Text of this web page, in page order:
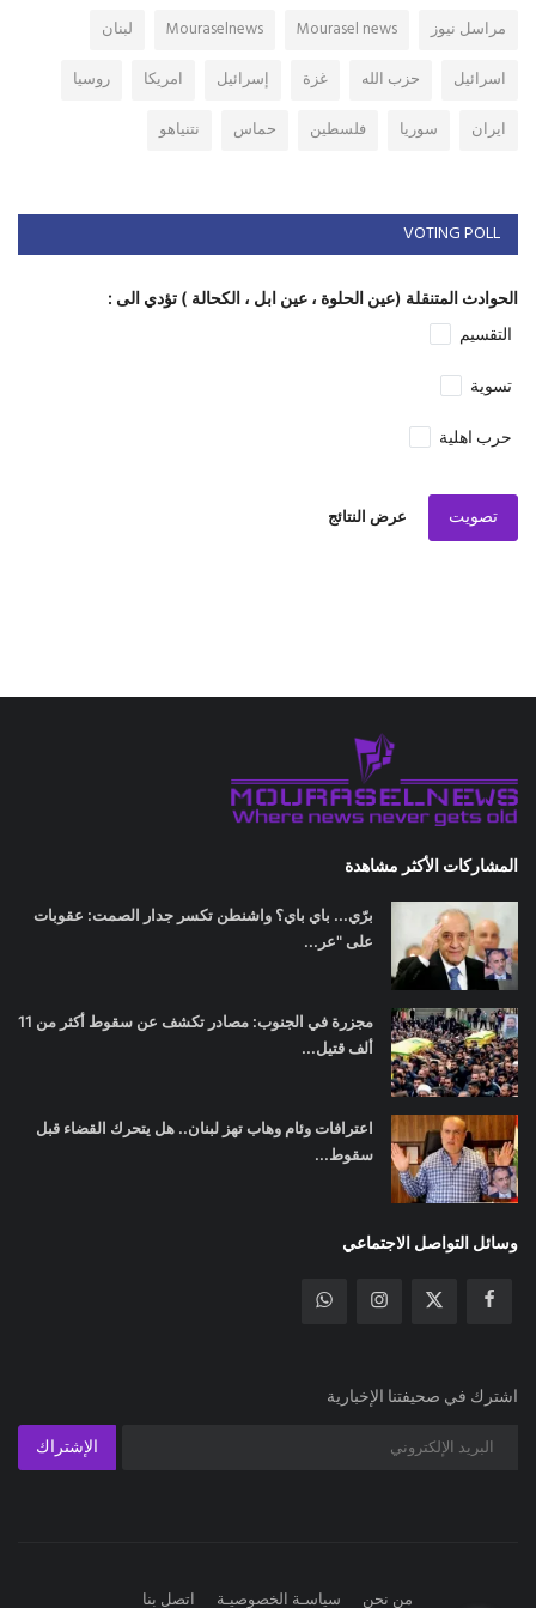
مراسل نيوز Mourasel news
Mouraselnews
لبنان
اسرائيل
حزب الله غزة إسرائيل امريكا
روسيا
ايران
سوريا فلسطين حماس نتنياهو
VOTING POLL
الحوادث المتنقلة (عين الحلوة ، عين ابل ، الكحالة ) تؤدي الى :
التقسيم
تسوية
حرب اهلية
تصويت عرض النتائج
المشاركات الأكثر مشاهدة
برّي... باي باي؟ واشنطن تكسر جدار الصمت: عقوبات
على "عر...
مجزرة في الجنوب: مصادر تكشف عن سقوط أكثر من 11
ألف قتيل...
اعترافات وئام وهاب تهز لبنان.. هل يتحرك القضاء قبل
سقوط...
وسائل التواصل الاجتماعي
اشترك في صحيفتنا الإخبارية
الإشتراك
من نحن سياسـة الخصوصيـة اتصل بنا